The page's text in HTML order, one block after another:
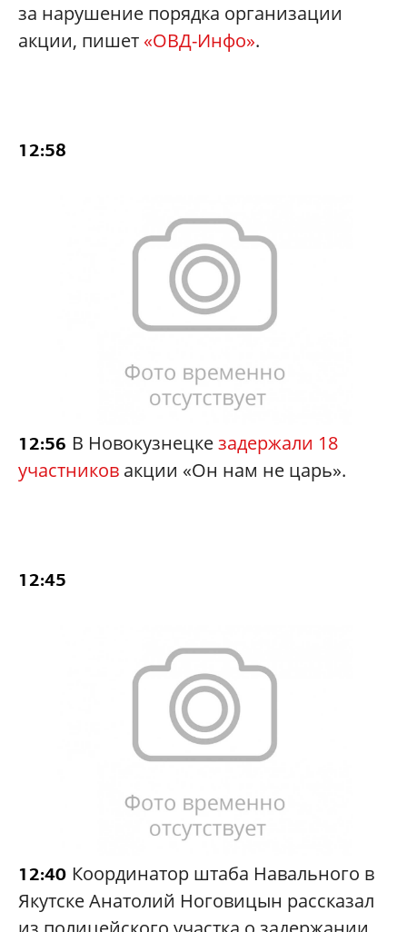
за нарушение порядка организации
акции, пишет «ОВД-Инфо».
12:58
12:56 В Новокузнецкезадержали 18
участников акции «Он нам не царь».
12:45
12:40 Координатор штаба Навального в
Якутске Анатолий Ноговицын рассказал